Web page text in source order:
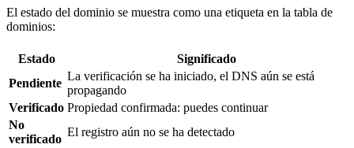
El estado del dominio se muestra como una etiqueta en la tabla de
dominios:
Estado
Significado
Pendiente
La verificación se ha iniciado, el DNS aún se está
propagando
Verificado Propiedad confirmada: puedes continuar
No
verificado
El registro aún no se ha detectado